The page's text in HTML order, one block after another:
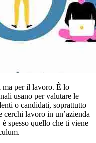
ma per il lavoro. È lo
usano per valutare le
o candidati, soprattutto
cerchi lavoro in un’azienda
spesso quello che ti viene